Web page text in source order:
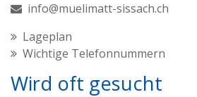
info@muelimatt-sissach.ch
Lageplan
Wichtige Telefonnummern
Wird oft gesucht